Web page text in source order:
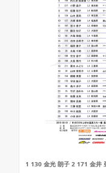
1 130 金光 朗子 2 171 金井